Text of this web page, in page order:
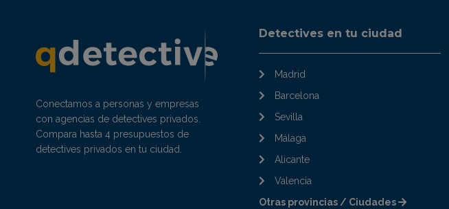
Conectamos a personas y empresas
con agencias de detectives privados.
Compara hasta 4 presupuestos de
detectives privados en tu ciudad.
Detectives en tu ciudad
Madrid
Barcelona
Sevilla
Málaga
Alicante
Valencia
Otras provincias / Ciudades